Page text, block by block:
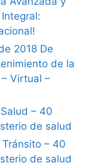
2018 De
de la
Virtual –
– 40
de salud
– 40
de salud